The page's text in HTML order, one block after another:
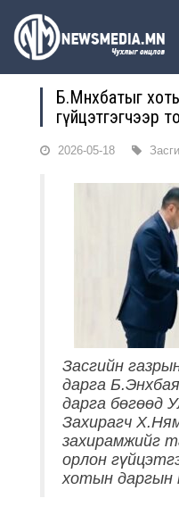
Б.Мөнхбатыг
гүйцэтгэгчээр
2026-05-18
Засгийн
дарга
дарга бөгөөд
Захирагч
захирамжийг
орлон
хотын даргын